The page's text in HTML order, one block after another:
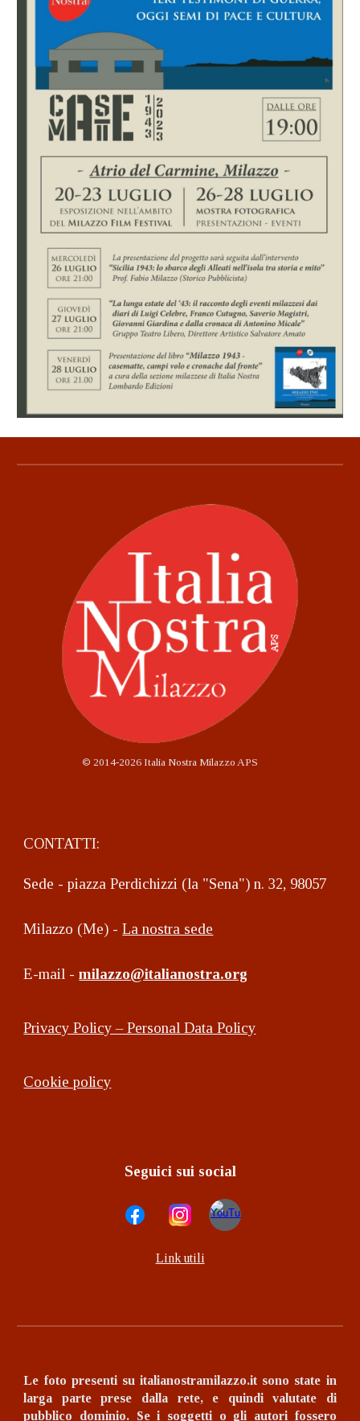
© 2014-2026 Italia Nostra Milazzo APS
CONTATTI:
Sede - piazza Perdichizzi (la "Sena") n. 32, 98057
Milazzo (Me) -La nostra sede
E-mail -milazzo@italianostra.org
Privacy Policy – Personal Data Policy
Cookie policy
Seguici sui social
Link utili
Le foto presenti su italianostramilazzo.it sono state in
larga parte prese dalla rete, e quindi valutate di
pubblico dominio. Se i soggetti o gli autori fossero